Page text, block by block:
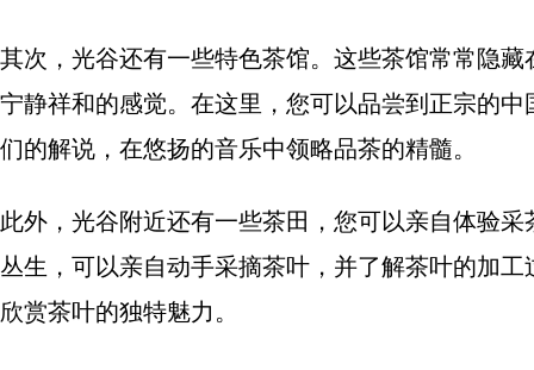
其次，光谷还有一些特色茶馆。这些茶馆常常隐
宁静祥和的感觉。在这里，您可以品尝到正宗的
们的解说，在悠扬的音乐中领略品茶的精髓。
此外，光谷附近还有一些茶田，您可以亲自体验
丛生，可以亲自动手采摘茶叶，并了解茶叶的加
欣赏茶叶的独特魅力。